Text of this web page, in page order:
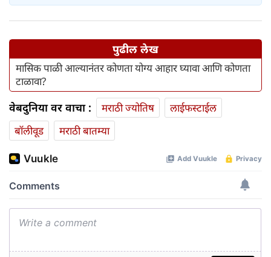
पुढील लेख
मासिक पाळी आल्यानंतर कोणता योग्य आहार घ्यावा आणि कोणता
टाळावा?
वेबदुनिया वर वाचा : मराठी ज्योतिष
लाईफस्टाईल
बॉलीवूड
मराठी बातम्या